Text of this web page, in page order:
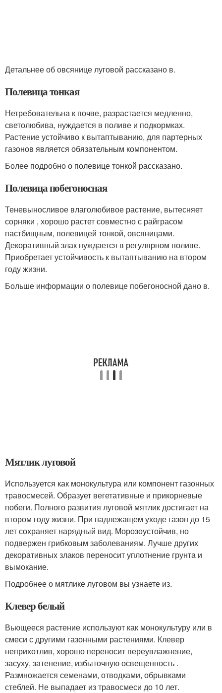
Детальнее об овсянице луговой рассказано в.
Полевица тонкая
Нетребовательна к почве, разрастается медленно,
светолюбива, нуждается в поливе и подкормках.
Растение устойчиво к вытаптыванию, для партерных
газонов является обязательным компонентом.
Более подробно о полевице тонкой рассказано.
Полевица побегоносная
Теневыносливое влаголюбивое растение, вытесняет
сорняки , хорошо растет совместно с райграсом
пастбищным, полевицей тонкой, овсяницами.
Декоративный злак нуждается в регулярном поливе.
Приобретает устойчивость к вытаптыванию на втором
году жизни.
Больше информации о полевице побегоносной дано в.
Мятлик луговой
Используется как монокультура или компонент газонных
травосмесей. Образует вегетативные и прикорневые
побеги. Полного развития луговой мятлик достигает на
втором году жизни. При надлежащем уходе газон до 15
лет сохраняет нарядный вид. Морозоустойчив, но
подвержен грибковым заболеваниям. Лучше других
декоративных злаков переносит уплотнение грунта и
вымокание.
Подробнее о мятлике луговом вы узнаете из.
Клевер белый
Вьющееся растение используют как монокультуру или в
смеси с другими газонными растениями. Клевер
неприхотлив, хорошо переносит переувлажнение,
засуху, затенение, избыточную освещенность .
Размножается семенами, отводками, обрывками
стеблей. Не выпадает из травосмеси до 10 лет.